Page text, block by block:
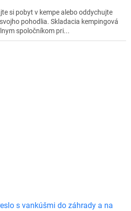
si pobyt v kempe alebo oddychujte
pohodlia. Skladacia kempingová
spoločníkom pri...
s vankúšmi do záhrady a na